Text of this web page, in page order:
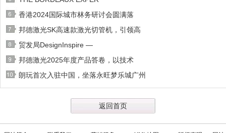
香港2024国际城市林务研讨会圆满落
邦德激光SK高速款激光切管机，引领高
贸发局DesignInspire —
邦德激光2025年度产品答卷，以技术
朗玩首次入驻中国，坐落永旺梦乐城广州
返回首页